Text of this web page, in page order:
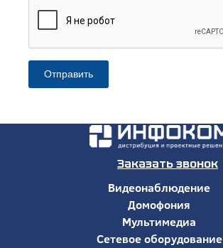
Отправить
Заказать звонок
Видеонаблюдение
Домофония
Мультимедиа
Сетевое оборудование